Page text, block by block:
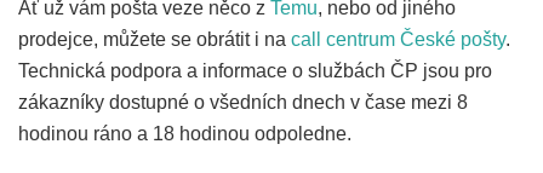
Ať už vám pošta veze něco z Temu, nebo od jiného
prodejce, můžete se obrátit i na call centrum České pošty.
Technická podpora a informace o službách ČP jsou pro
zákazníky dostupné o všedních dnech v čase mezi 8
hodinou ráno a 18 hodinou odpoledne.